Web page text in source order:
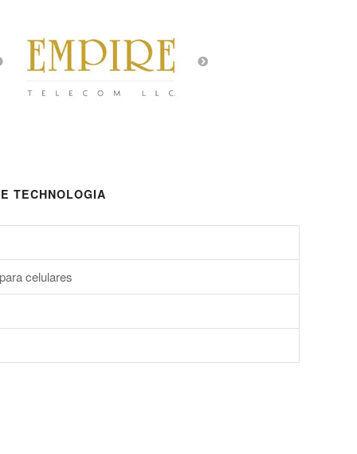
TECHNOLOGIA
celulares